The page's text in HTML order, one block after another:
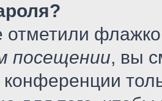
отметили
посещении, вы